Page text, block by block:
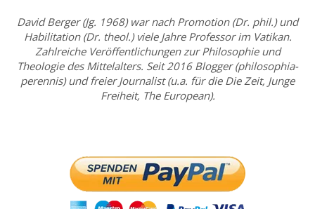
David Berger (Jg. 1968) war nach Promotion (Dr. phil.) und
Habilitation (Dr. theol.) viele Jahre Professor im Vatikan.
Zahlreiche Veröffentlichungen zur Philosophie und
Theologie des Mittelalters. Seit 2016 Blogger (philosophia-
perennis) und freier Journalist (u.a. für die Die Zeit, Junge
Freiheit, The European).